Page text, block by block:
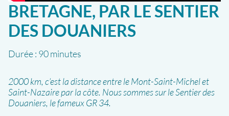
BRETAGNE, PAR LE SENTIER
DES DOUANIERS
Durée : 90 minutes
2000 km, c’est la distance entre le Mont-Saint-Michel et
Saint-Nazaire par la côte. Nous sommes sur le Sentier des
Douaniers, le fameux GR 34.